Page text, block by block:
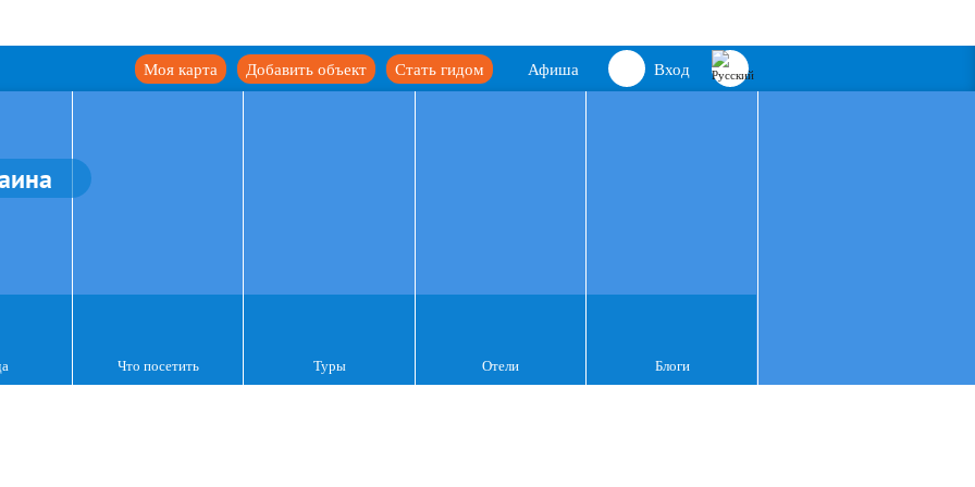
Вход
Афиша
Стать гидом
Добавить объект
Моя карта
Что посетить Туры Отели Блоги